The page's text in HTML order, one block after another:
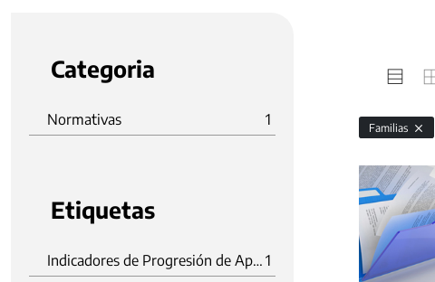
Categoria
Normativas 1
Etiquetas
Indicadores de Progresión de Aprendizajes Prioritarios 1
Familias